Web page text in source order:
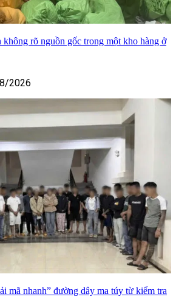
không rõ nguồn gốc trong một kho hàng ở
2026
mã nhanh” đường dây ma túy từ kiểm tra